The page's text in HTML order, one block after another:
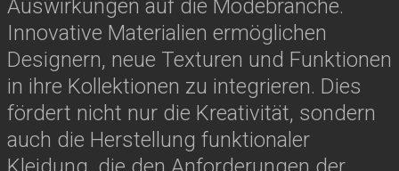
Auswirkungen auf die Modebranche.
Innovative Materialien ermöglichen
Designern, neue Texturen und Funktionen
in ihre Kollektionen zu integrieren. Dies
fördert nicht nur die Kreativität, sondern
auch die Herstellung funktionaler